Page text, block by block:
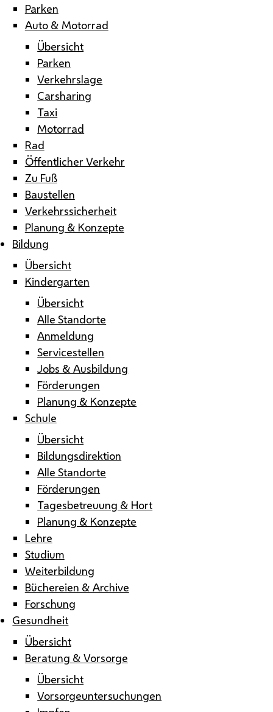
Parken
Auto & Motorrad
Übersicht
Parken
Verkehrslage
Carsharing
Taxi
Motorrad
Rad
Öffentlicher Verkehr
Zu Fuß
Baustellen
Verkehrssicherheit
Planung & Konzepte
Bildung
Übersicht
Kindergarten
Übersicht
Alle Standorte
Anmeldung
Servicestellen
Jobs & Ausbildung
Förderungen
Planung & Konzepte
Schule
Übersicht
Bildungsdirektion
Alle Standorte
Förderungen
Tagesbetreuung & Hort
Planung & Konzepte
Lehre
Studium
Weiterbildung
Büchereien & Archive
Forschung
Gesundheit
Übersicht
Beratung & Vorsorge
Übersicht
Vorsorgeuntersuchungen